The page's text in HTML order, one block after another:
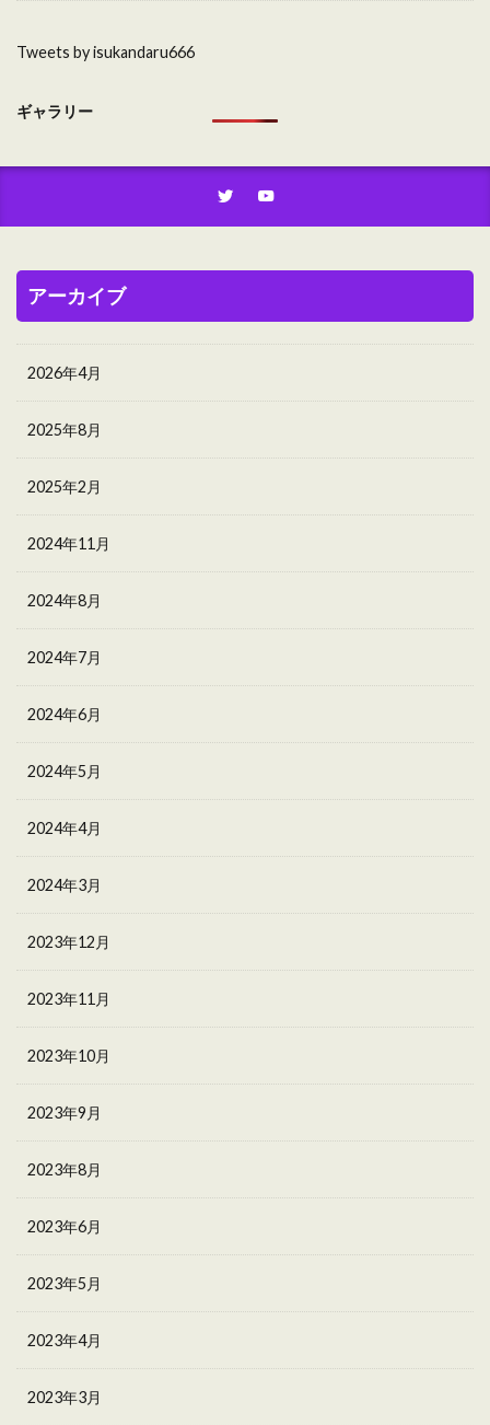
Tweets by isukandaru666
ギャラリー
アーカイブ
2026年4月
2025年8月
2025年2月
2024年11月
2024年8月
2024年7月
2024年6月
2024年5月
2024年4月
2024年3月
2023年12月
2023年11月
2023年10月
2023年9月
2023年8月
2023年6月
2023年5月
2023年4月
2023年3月